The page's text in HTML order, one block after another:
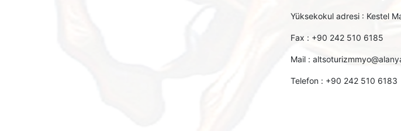
Yüksekokul adresi : Kestel
Fax : +90 242 510 6185
Mail :
Telefon : +90 242 510 6183